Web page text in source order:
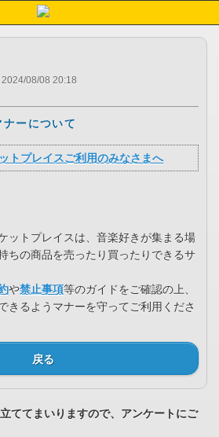
08/08 20:18
ナーについて
トプレイスご利用のみなさまへ
ットプレイスは、音楽好きが集まる場
ちの商品を売ったり買ったりできるサ
や禁止事項等のガイドをご確認の上、
きるようマナーを守ってご利用くださ
戻る
ててまいりますので、アンケートにご